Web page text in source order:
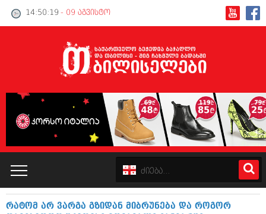
14:50:19 - 09 აგვისტო
კატალოგი
რატომ არ ვარგა გზიდან მიბრუნება და როგორ